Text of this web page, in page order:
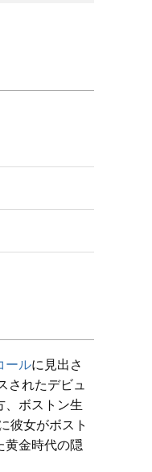
ールに見出さ
されたデビュ
、ボストン生
彼女がボスト
黄金時代の隠